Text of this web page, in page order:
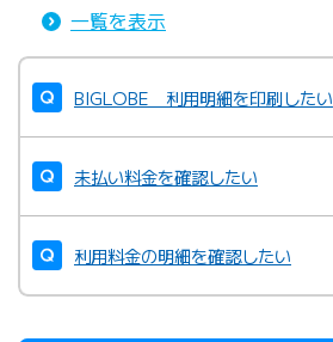
一覧を表示
BIGLOBE 利用明細を印刷したい
未払い料金を確認したい
利用料金の明細を確認したい